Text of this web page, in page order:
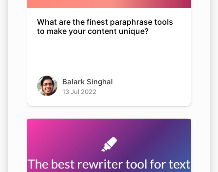
What are the finest paraphrase tools
to make your content unique?
Balark Singhal
13 Jul 2022